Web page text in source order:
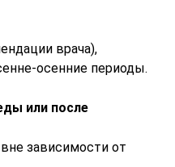
врача),
осенние периоды.
или после
зависимости от